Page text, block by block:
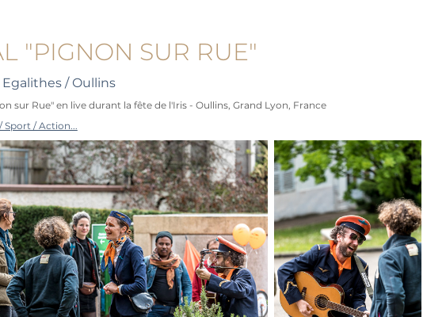
"PIGNON SUR RUE"
/ Oullins
Rue" en live durant la fête de l'Iris - Oullins, Grand Lyon, France
Sport / Action...